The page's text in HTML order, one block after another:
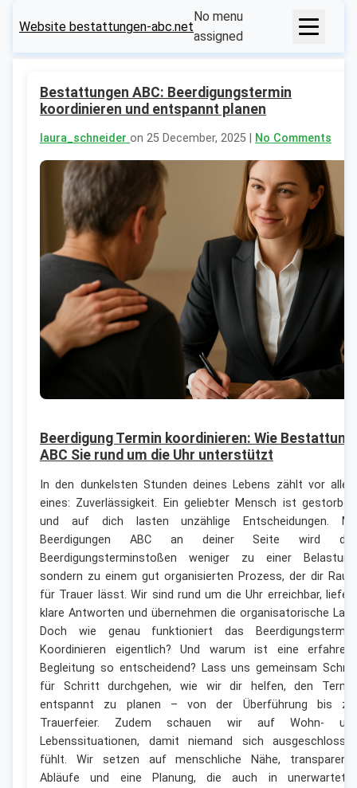
Website bestattungen-abc.net
No menu
assigned
Bestattungen ABC: Beerdigungstermin
koordinieren und entspannt planen
laura_schneider on 25 December, 2025 | No Comments
Beerdigung Termin koordinieren: Wie
ABC Sie rund um die Uhr unterstützt
In den dunkelsten Stunden deines Lebens zählt vor
eines: Zuverlässigkeit. Ein geliebter Mensch ist
und auf dich lasten unzählige Entscheidungen.
Beerdigungen ABC an deiner Seite wird
Beerdigungsterminstoßen weniger zu einer
sondern zu einem gut organisierten Prozess, der dir
für Trauer lässt. Wir sind rund um die Uhr erreichbar,
klare Antworten und übernehmen die organisatorische
Doch wie genau funktioniert das
Koordinieren eigentlich? Und warum ist eine
Begleitung so entscheidend? Lass uns gemeinsam
für Schritt durchgehen, wie wir dir helfen, den
entspannt zu planen – von der Überführung bis
Trauerfeier. Zudem schauen wir auf Wohn-
Lebenssituationen, damit niemand sich
fühlt. Wir setzen auf menschliche Nähe,
Abläufe und eine Planung, die auch in